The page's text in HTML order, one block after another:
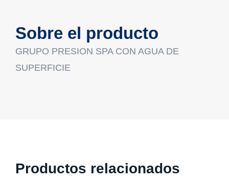
Sobre el producto
GRUPO PRESION SPA CON AGUA DE
SUPERFICIE
Productos relacionados